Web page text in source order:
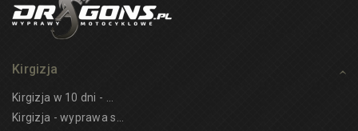
Kirgizja
Kirgizja w 10 dni - ...
Kirgizja - wyprawa s...